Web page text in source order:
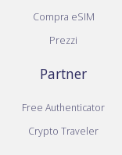
Compra eSIM
Prezzi
Partner
Free Authenticator
Crypto Traveler